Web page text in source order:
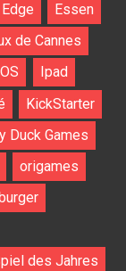
Edge
Essen
de Cannes
IOS
Ipad
KickStarter
Duck Games
origames
des Jahres